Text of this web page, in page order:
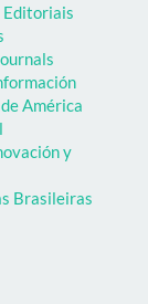
América
y
Brasileiras